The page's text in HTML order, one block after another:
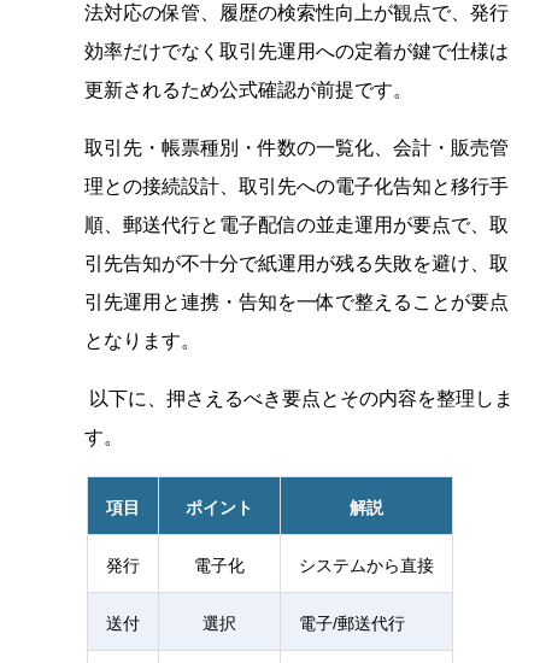
法対応の保管、履歴の検索性向上が観点で、発行
効率だけでなく取引先運用への定着が鍵で仕様は
更新されるため公式確認が前提です。
取引先・帳票種別・件数の一覧化、会計・販売管
理との接続設計、取引先への電子化告知と移行手
順、郵送代行と電子配信の並走運用が要点で、取
引先告知が不十分で紙運用が残る失敗を避け、取
引先運用と連携・告知を一体で整えることが要点
となります。
以下に、押さえるべき要点とその内容を整理しま
す。
項目 ポイント 解説
発行 電子化 システムから直接
送付 選択 電子/郵送代行